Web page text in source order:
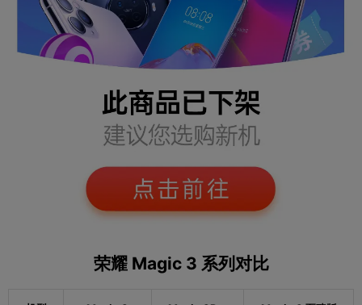
屏幕尺寸 6.76英寸
主屏分辨率 FHD+ 2772 × 1344 像素
456 PPI
OLED
系统与处理器
骁龙888
荣耀 Magic 3 系列对比